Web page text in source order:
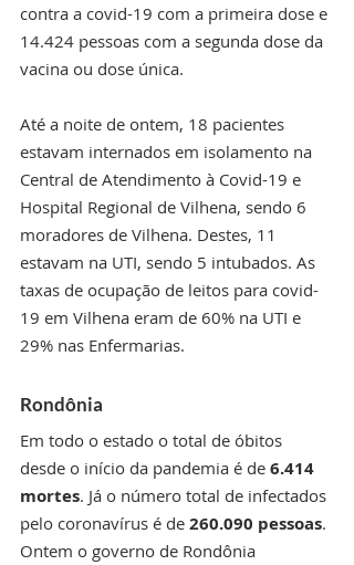
contra a covid-19 com a primeira dose e
14.424 pessoas com a segunda dose da
vacina ou dose única.
Até a noite de ontem, 18 pacientes
estavam internados em isolamento na
Central de Atendimento à Covid-19 e
Hospital Regional de Vilhena, sendo 6
moradores de Vilhena. Destes, 11
estavam na UTI, sendo 5 intubados. As
taxas de ocupação de leitos para covid-
19 em Vilhena eram de 60% na UTI e
29% nas Enfermarias.
Rondônia
Em todo o estado o total de óbitos
desde o início da pandemia é de 6.414
mortes. Já o número total de infectados
pelo coronavírus é de 260.090 pessoas.
Ontem o governo de Rondônia